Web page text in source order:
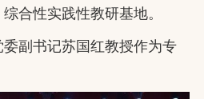
合性实践性教研基地。
副书记苏国红教授作为专